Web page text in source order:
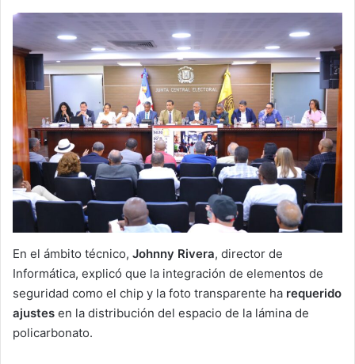
En el ámbito técnico, Johnny Rivera, director de
Informática, explicó que la integración de elementos de
seguridad como el chip y la foto transparente ha requerido
ajustes en la distribución del espacio de la lámina de
policarbonato.